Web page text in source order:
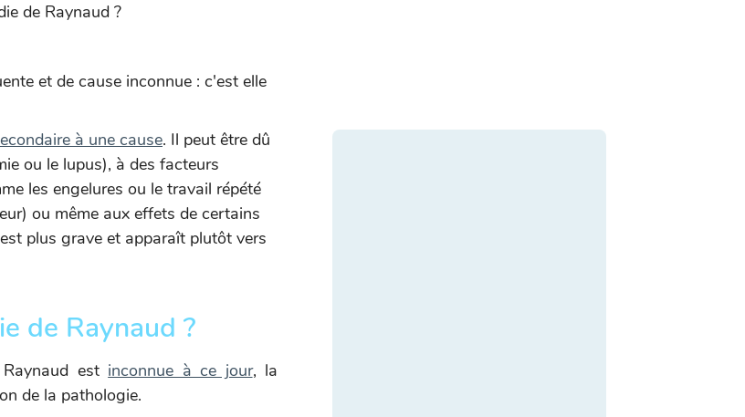
de Raynaud ?
et de cause inconnue : c'est elle
à une cause. Il peut être dû
ou le lupus), à des facteurs
les engelures ou le travail répété
ou même aux effets de certains
plus grave et apparaît plutôt vers
de Raynaud ?
est inconnue à ce jour, la
de la pathologie.